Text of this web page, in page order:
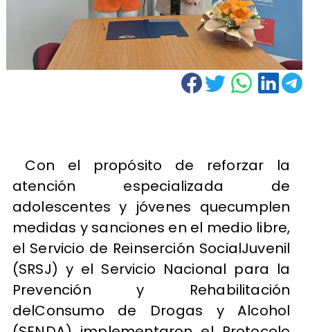
Con el propósito de reforzar la
atención especializada de
adolescentes y jóvenes quecumplen
medidas y sanciones en el medio libre,
el Servicio de Reinserción SocialJuvenil
(SRSJ) y el Servicio Nacional para la
Prevención y Rehabilitación
delConsumo de Drogas y Alcohol